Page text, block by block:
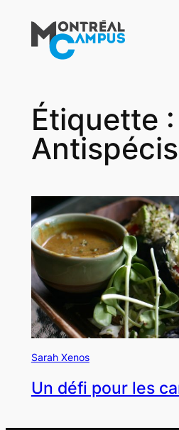
contenu
Étiquette :
Sarah Xenos
Un défi pour les